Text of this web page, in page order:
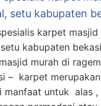
setu kabupaten
karpet masjid
kabupaten
murah di
– karpet
manfaat untuk alas